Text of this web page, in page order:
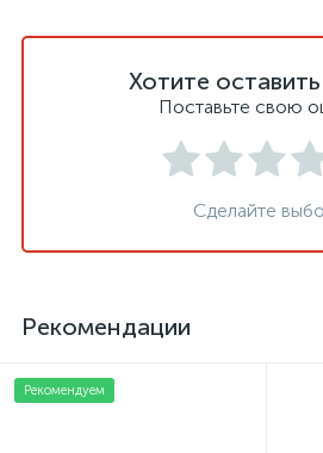
Хотите
Поставьте свою
Сделайте
Рекомендации
Рекомендуем